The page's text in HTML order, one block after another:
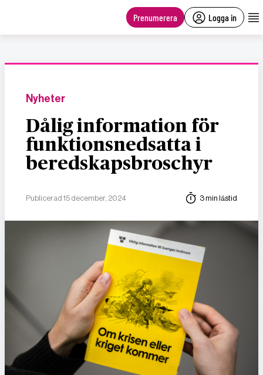
Prenumerera Logga in
Nyheter
Dålig information för
funktionsnedsatta i
beredskapsbroschyr
Publicerad 15 december, 2024 3 min lästid